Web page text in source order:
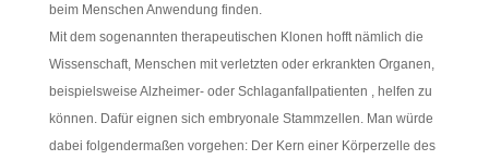
beim Menschen Anwendung finden.
Mit dem sogenannten therapeutischen Klonen hofft nämlich die
Wissenschaft, Menschen mit verletzten oder erkrankten Organen,
beispielsweise Alzheimer- oder Schlaganfallpatienten , helfen zu
können. Dafür eignen sich embryonale Stammzellen. Man würde
dabei folgendermaßen vorgehen: Der Kern einer Körperzelle des